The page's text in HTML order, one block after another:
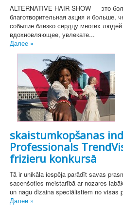
ALTERNATIVE HAIR SHOW — это
благотворительная акция и больше,
событие близко сердцу многих
вдохновляющее, увлекате...
Далее »
skaistumkopšanas
Professionals
frizieru konkursā
Tā ir unikāla iespēja parādīt savas
sacenšoties meistarībā ar nozares
un nagu dizaina speciālistiem no visas
Далее »